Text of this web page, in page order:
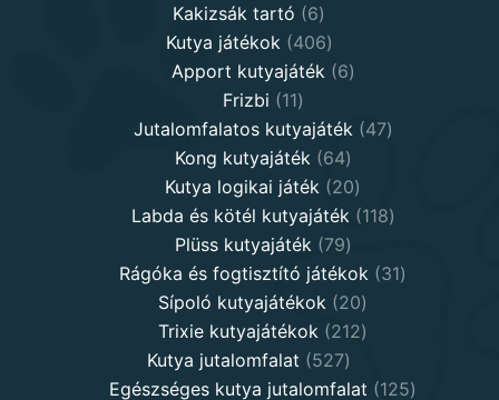
Kakizsák tartó 66
products
Kutya játékok 406406
products
Apport kutyajáték 66
Frizbi 1111
products
Jutalomfalatos kutyajáték 4747
Kong kutyajáték 6464
products
Kutya logikai játék 2020
products
Labda és kötél kutyajáték 118118
Plüss kutyajáték 7979
products
Rágóka és fogtisztító játékok 3131
Sípoló kutyajátékok 2020
products
Trixie kutyajátékok 212212
Kutya jutalomfalat 527527
products
Egészséges kutya jutalomfalat 125125